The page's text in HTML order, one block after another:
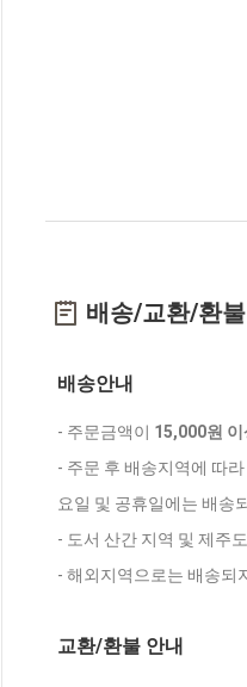
배송/교환/환
배송안내
- 주문금액이 15,000원 이
- 주문 후 배송지역에 따
요일 및 공휴일에는 배송
- 도서 산간 지역 및 제주
- 해외지역으로는 배송되
교환/환불 안내